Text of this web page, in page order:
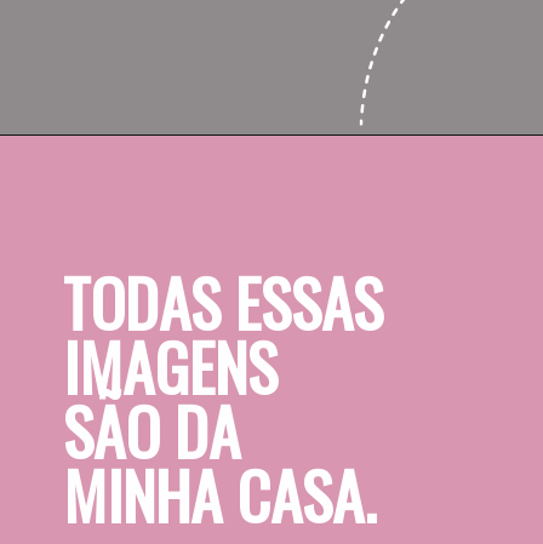
TODAS ESSAS
IMAGENS
SÃO DA
MINHA CASA.